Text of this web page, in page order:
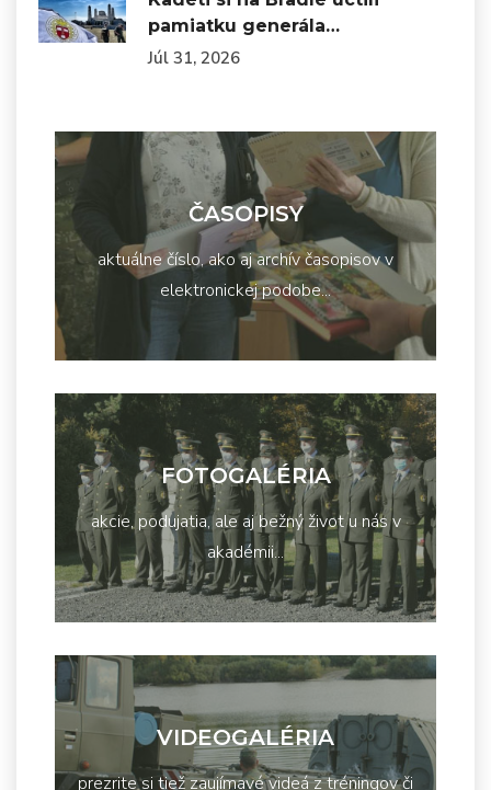
pamiatku generála…
Júl 31, 2026
ČASOPISY
aktuálne číslo, ako aj archív časopisov v
elektronickej podobe...
FOTOGALÉRIA
akcie, podujatia, ale aj bežný život u nás v
akadémii...
VIDEOGALÉRIA
prezrite si tiež zaujímavé videá z tréningov či